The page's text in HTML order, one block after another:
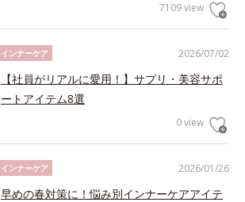
7109 view
2026/07/02
インナーケア
【社員がリアルに愛用！】サプリ・美容サポ
ートアイテム8選
0 view
2026/01/26
インナーケア
早めの春対策に！悩み別インナーケアアイテ